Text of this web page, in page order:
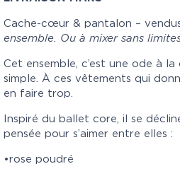
Cache-cœur & pantalon –
ensemble. Ou à mixer sans
Cet ensemble, c’est une ode à la
simple. À ces vêtements qui
en faire trop.
Inspiré du ballet core, il se
pensée pour s’aimer entre elles :
•rose poudré